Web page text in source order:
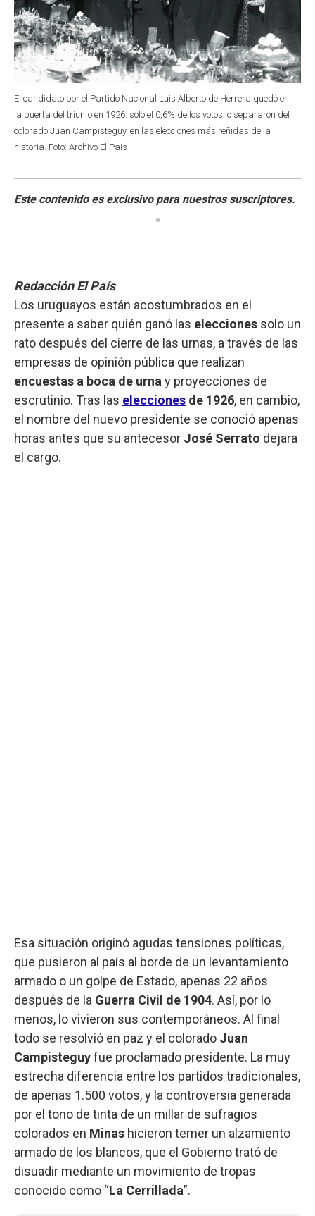
El candidato por el Partido Nacional Luis Alberto de Herrera quedó en
la puerta del triunfo en 1926: solo el 0,6% de los votos lo separaron del
colorado Juan Campisteguy, en las elecciones más reñidas de la
historia. Foto: Archivo El País
Redacción El País
Los uruguayos están acostumbrados en el
presente a saber quién ganó las elecciones solo un
rato después del cierre de las urnas, a través de las
empresas de opinión pública que realizan
encuestas a boca de urna y proyecciones de
escrutinio. Tras las elecciones de 1926, en cambio,
el nombre del nuevo presidente se conoció apenas
horas antes que su antecesor José Serrato dejara
el cargo.
Esa situación originó agudas tensiones políticas,
que pusieron al país al borde de un levantamiento
armado o un golpe de Estado, apenas 22 años
después de la Guerra Civil de 1904. Así, por lo
menos, lo vivieron sus contemporáneos. Al final
todo se resolvió en paz y el colorado Juan
Campisteguyfue proclamado presidente. La muy
estrecha diferencia entre los partidos tradicionales,
de apenas 1.500 votos, y la controversia generada
por el tono de tinta de un millar de sufragios
colorados en Minas hicieron temer un alzamiento
armado de los blancos, que el Gobierno trató de
disuadir mediante un movimiento de tropas
conocido como “La Cerrillada”.